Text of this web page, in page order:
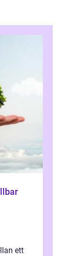
ett